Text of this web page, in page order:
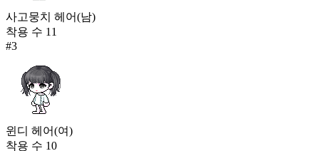
사고뭉치 헤어(남)
착용 수 11
#3
윈디 헤어(여)
착용 수 10